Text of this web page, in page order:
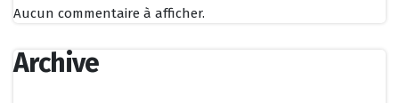
Aucun commentaire à afficher.
Archive